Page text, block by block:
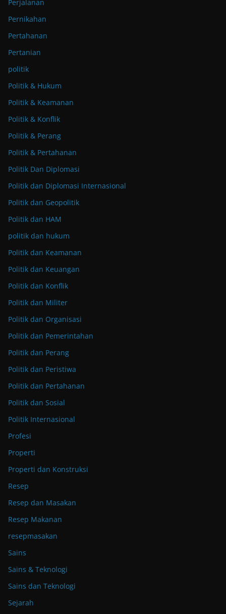
Perjalanan
Pernikahan
Pertahanan
Pertanian
politik
Politik & Hukum
Politik & Keamanan
Politik & Konflik
Politik & Perang
Politik & Pertahanan
Politik Dan Diplomasi
Politik dan Diplomasi Internasional
Politik dan Geopolitik
Politik dan HAM
politik dan hukum
Politik dan Keamanan
Politik dan Keuangan
Politik dan Konflik
Politik dan Militer
Politik dan Organisasi
Politik dan Pemerintahan
Politik dan Perang
Politik dan Peristiwa
Politik dan Pertahanan
Politik dan Sosial
Politik Internasional
Profesi
Properti
Properti dan Konstruksi
Resep
Resep dan Masakan
Resep Makanan
resepmasakan
Sains
Sains & Teknologi
Sains dan Teknologi
Sejarah